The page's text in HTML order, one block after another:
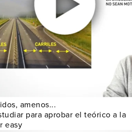
amenos...
para aprobar el teórico a la
easy